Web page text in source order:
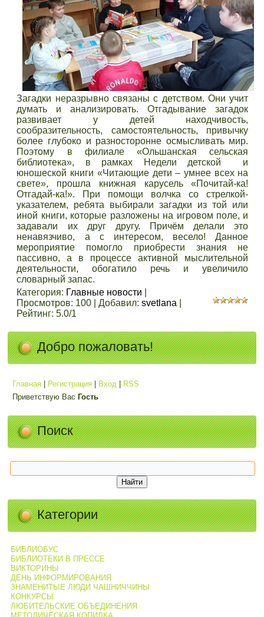
Загадки неразрывно связаны с детством. Они учит
думать и анализировать. Отгадывание загадок
развивает у детей находчивость,
сообразительность, самостоятельность, привычку
более глубоко и разносторонне осмысливать мир.
Поэтому в филиале «Ольшанская сельская
библиотека», в рамках Недели детской и
юношеской книги «Читающие дети – умнее всех на
свете», прошла книжная карусель «Почитай-ка!
Отгадай-ка!». При помощи волчка со стрелкой-
указателем, ребята выбирали загадки из той или
иной книги, которые разложены на игровом поле, и
задавали их друг другу. Причём делали это
ненавязчиво, а с интересом, весело! Данное
мероприятие помогло приобрести знания не
пассивно, а в процессе активной мыслительной
деятельности, обогатило речь и увеличило
словарный запас.
Категория: Главные новости
Просмотров: 100 |Добавил: svetlana
Рейтинг: 5.0/1
Добро пожаловать!
Главная Регистрация Вход
RSS
Приветствую Вас Гость
Поиск
Категории
БИБЛИОБУС
БИБЛИОТЕКИ В ПРЕССЕ
ВИКТОРИНЫ
ДЕНЬ ИНФОРМИРОВАНИЯ
ЗНАМЕНИТЫЕ ЛЮДИ ЧАШНИЧЧИНЫ
КОНКУРСЫ
ЛЮБИТЕЛЬСКИЕ ОБЪЕДИНЕНИЯ